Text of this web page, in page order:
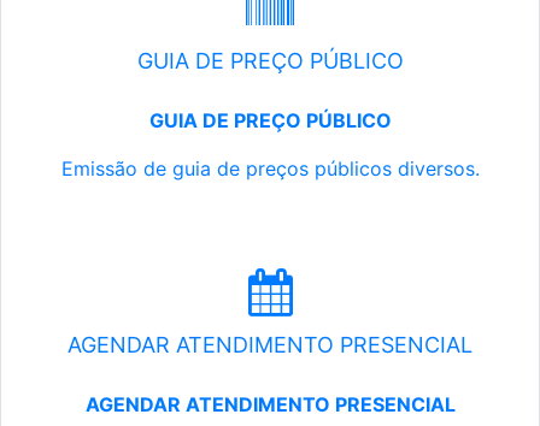
GUIA DE PREÇO PÚBLICO
GUIA DE PREÇO PÚBLICO
Emissão de guia de preços públicos diversos.
AGENDAR ATENDIMENTO PRESENCIAL
AGENDAR ATENDIMENTO PRESENCIAL